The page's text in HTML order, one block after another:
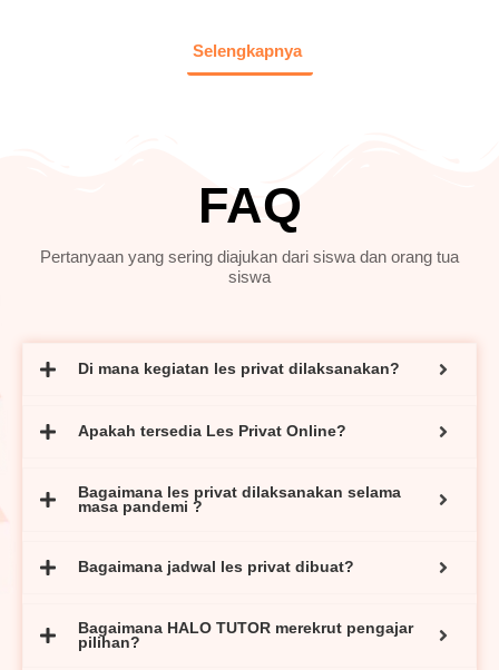
Selengkapnya
FAQ
Pertanyaan yang sering diajukan dari siswa dan orang tua
siswa
Di mana kegiatan les privat dilaksanakan?
Apakah tersedia Les Privat Online?
Bagaimana les privat dilaksanakan selama
masa pandemi ?
Bagaimana jadwal les privat dibuat?
Bagaimana HALO TUTOR merekrut pengajar
pilihan?